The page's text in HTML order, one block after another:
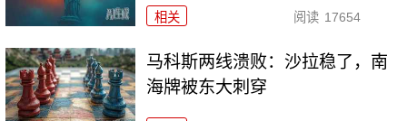
相关 阅读 17654
马科斯两线溃败：沙拉稳了，南
海牌被东大刺穿